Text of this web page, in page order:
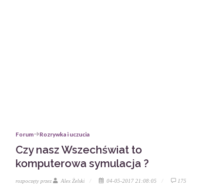
Forum Rozrywka i uczucia
Czy nasz Wszechświat to
komputerowa symulacja ?
rozpoczęty przez Alex Żelski 04-05-2017 21:08:05 175